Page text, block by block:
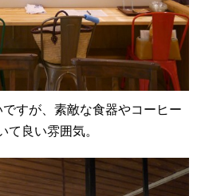
すが、素敵な食器やコーヒー
て良い雰囲気。